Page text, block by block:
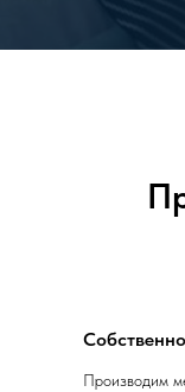
Производим